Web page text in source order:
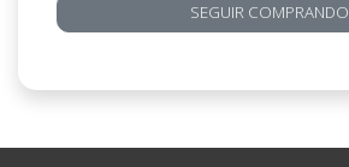
SEGUIR COMPRANDO